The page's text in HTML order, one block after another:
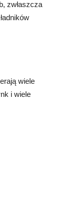
zwłaszcza
wiele
i wiele